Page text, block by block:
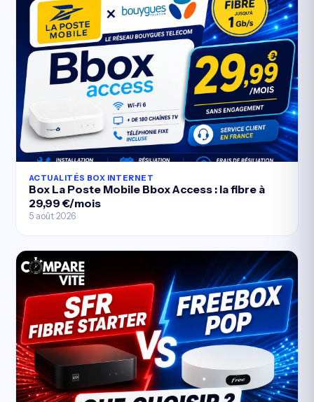
ACTUALITÉS BOX INTERNET
Box La Poste Mobile Bbox Access : la fibre à
29,99 €/mois
5 août 2026